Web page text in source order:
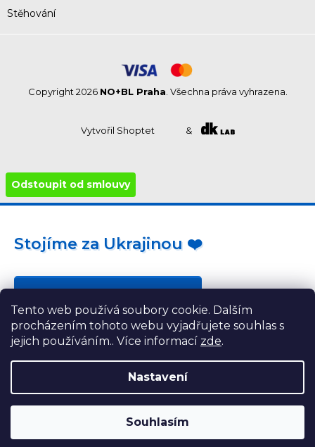
Tento web používá soubory cookie. Dalším
procházením tohoto webu vyjadřujete souhlas s
jejich používáním.. Více informací zde.
Nastavení
Souhlasím
Stěhování
Vytvořil Shoptet &
Copyright 2026 NO+BL Praha . Všechna práva vyhrazena.
Odstoupit od smlouvy
Stojíme za Ukrajinou ❤️